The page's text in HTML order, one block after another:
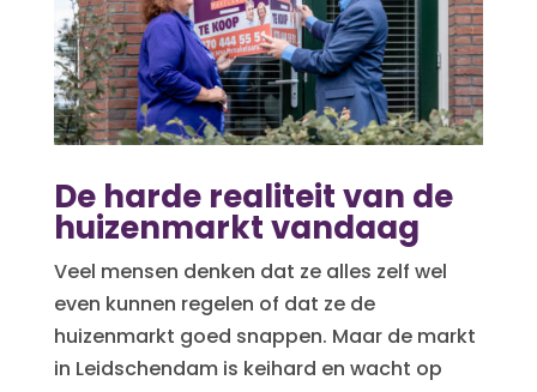
De harde realiteit van de
huizenmarkt vandaag
Veel mensen denken dat ze alles zelf wel
even kunnen regelen of dat ze de
huizenmarkt goed snappen. Maar de markt
in Leidschendam is keihard en wacht op